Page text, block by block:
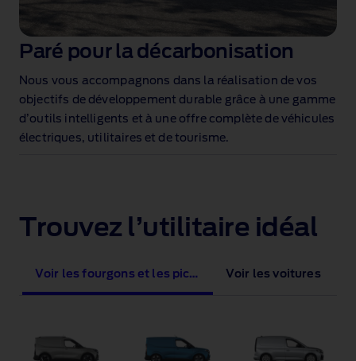
Paré pour la décarbonisation
Nous vous accompagnons dans la réalisation de vos
objectifs de développement durable grâce à une gamme
d’outils intelligents et à une offre complète de véhicules
électriques, utilitaires et de tourisme.
Trouvez l’utilitaire idéal
Voir les fourgons et les pick-ups Voir les voitures